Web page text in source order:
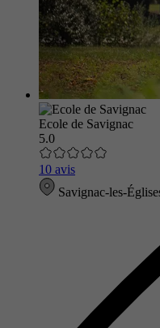
Ecole de Savignac
5.0
10 avis
Savignac-les-